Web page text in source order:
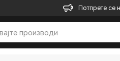
Потпрете се